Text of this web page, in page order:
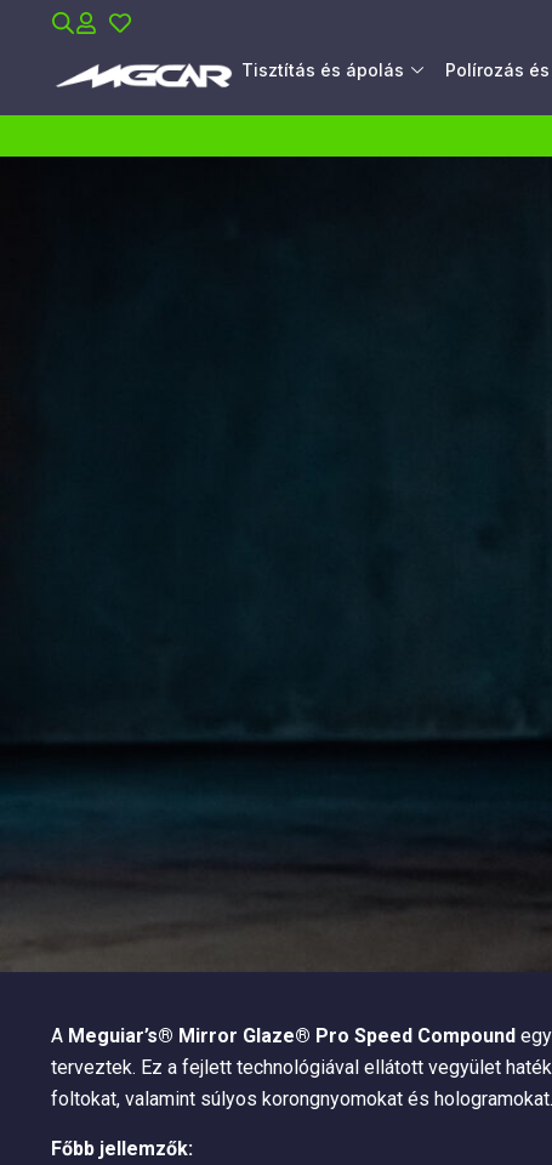
Tisztítás és ápolás Polírozás
A Meguiar’s® Mirror Glaze® Pro Speed Compound
terveztek. Ez a fejlett technológiával ellátott vegyület
foltokat, valamint súlyos korongnyomokat és
Főbb jellemzők: